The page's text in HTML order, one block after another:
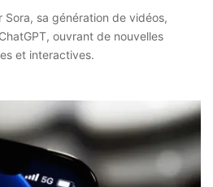
Sora, sa génération de vidéos,
ouvrant de nouvelles
et interactives.